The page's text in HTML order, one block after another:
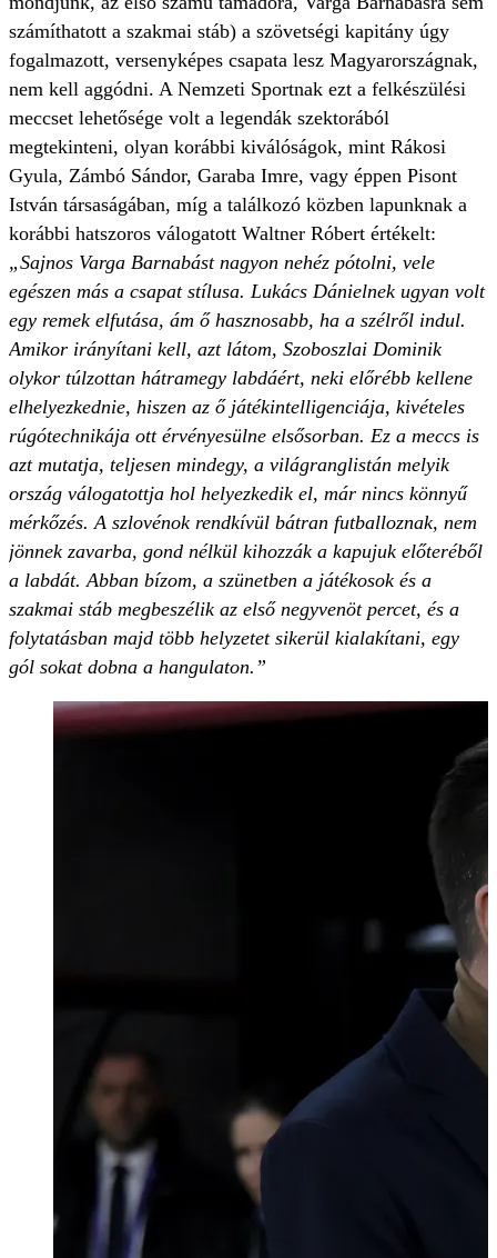
számíthatott a szakmai stáb) a szövetségi kapitány úgy
fogalmazott, versenyképes csapata lesz Magyarországnak,
nem kell aggódni. A Nemzeti Sportnak ezt a felkészülési
meccset lehetősége volt a legendák szektorából
megtekinteni, olyan korábbi kiválóságok, mint Rákosi
Gyula, Zámbó Sándor, Garaba Imre, vagy éppen Pisont
István társaságában, míg a találkozó közben lapunknak a
korábbi hatszoros válogatott Waltner Róbert értékelt:
„Sajnos Varga Barnabást nagyon nehéz pótolni, vele
egészen más a csapat stílusa. Lukács Dánielnek ugyan volt
egy remek elfutása, ám ő hasznosabb, ha a szélről indul.
Amikor irányítani kell, azt látom, Szoboszlai Dominik
olykor túlzottan hátramegy labdáért, neki előrébb kellene
elhelyezkednie, hiszen az ő játékintelligenciája, kivételes
rúgótechnikája ott érvényesülne elsősorban. Ez a meccs is
azt mutatja, teljesen mindegy, a világranglistán melyik
ország válogatottja hol helyezkedik el, már nincs könnyű
mérkőzés. A szlovénok rendkívül bátran futballoznak, nem
jönnek zavarba, gond nélkül kihozzák a kapujuk előteréből
a labdát. Abban bízom, a szünetben a játékosok és a
szakmai stáb megbeszélik az első negyvenöt percet, és a
folytatásban majd több helyzetet sikerül kialakítani, egy
gól sokat dobna a hangulaton.”